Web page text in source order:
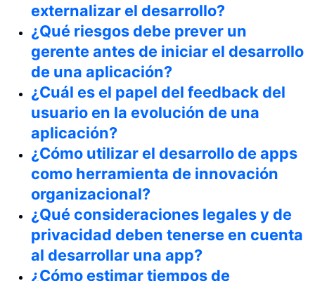
externalizar el desarrollo?
¿Qué riesgos debe prever un
gerente antes de iniciar el desarrollo
de una aplicación?
¿Cuál es el papel del feedback del
usuario en la evolución de una
aplicación?
¿Cómo utilizar el desarrollo de apps
como herramienta de innovación
organizacional?
¿Qué consideraciones legales y de
privacidad deben tenerse en cuenta
al desarrollar una app?
¿Cómo estimar tiempos de